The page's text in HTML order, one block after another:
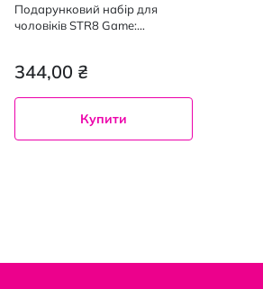
Подарунковий набір для
чоловіків STR8 Game:
344,00 ₴
Купити